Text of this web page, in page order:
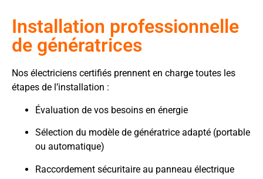
Installation professionnelle
de génératrices
Nos électriciens certifiés prennent en charge toutes les
étapes de l’installation :
Évaluation de vos besoins en énergie
Sélection du modèle de génératrice adapté (portable
ou automatique)
Raccordement sécuritaire au panneau électrique